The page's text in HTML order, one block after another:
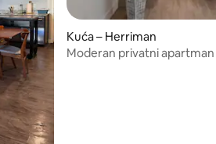
Kuća – Herriman
Moderan privatni apartman